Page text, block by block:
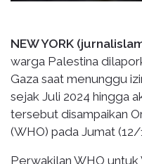
NEW YORK
warga Palestina
Gaza saat menunggu
sejak Juli 2024 hingga
tersebut disampaikan
(WHO) pada Jumat
Perwakilan WHO